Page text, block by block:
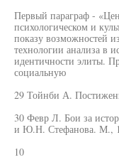
Первый параграф -
психологическом и
показу возможностей
технологии анализа в
идентичности элиты.
социальную
29 Тойнби А.
30 Февр Л. Бои за
и Ю.Н. Стефанова. М.,
10